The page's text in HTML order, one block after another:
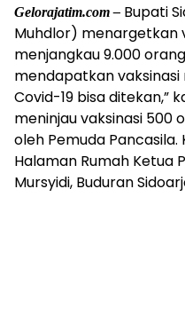
Gelorajatim.com – Bupati
Muhdlor) menargetkan
menjangkau 9.000
mendapatkan
Covid-19 bisa ditekan,”
meninjau vaksinasi 500
oleh Pemuda Pancasila.
Halaman Rumah Ketua
Mursyidi, Buduran